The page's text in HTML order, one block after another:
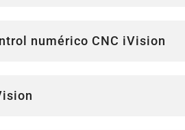
numérico CNC iVision